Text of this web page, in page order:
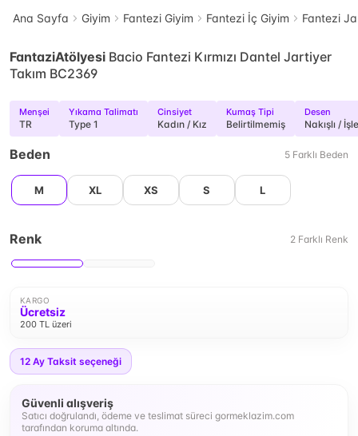
Ana Sayfa Giyim Fantezi Giyim Fantezi İç Giyim Fantezi
FantaziAtölyesi Bacio Fantezi Kırmızı Dantel Jartiyer
Takım BC2369
Menşei
TR
Yıkama Talimatı
Type 1
Cinsiyet
Kadın / Kız
Kumaş Tipi
Belirtilmemiş
Desen
Nakışlı /
Beden 5 Farklı Beden
M XL XS S L
Renk 2 Farklı Renk
KARGO
Ücretsiz
200 TL üzeri
12 Ay Taksit seçeneği
Güvenli alışveriş
Satıcı doğrulandı, ödeme ve teslimat süreci gormeklazim.com
tarafından koruma altında.